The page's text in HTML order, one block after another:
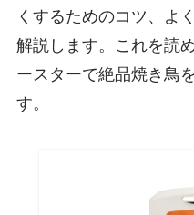
くするためのコツ、よ
解説します。これを読
ースターで絶品焼き鳥
す。